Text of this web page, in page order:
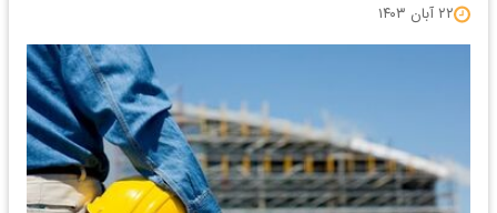
۲۲ آبان ۱۴۰۳